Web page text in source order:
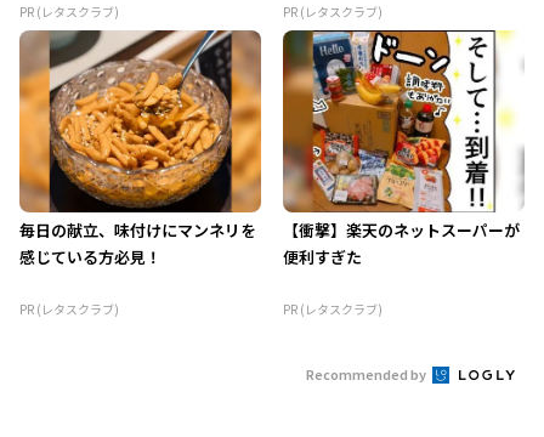
PR (レタスクラブ) PR (レタスクラブ)
毎日の献立、味付けにマンネリを
感じている方必見！
PR (レタスクラブ)
【衝撃】楽天のネットスーパーが
便利すぎた
PR (レタスクラブ)
Recommended by